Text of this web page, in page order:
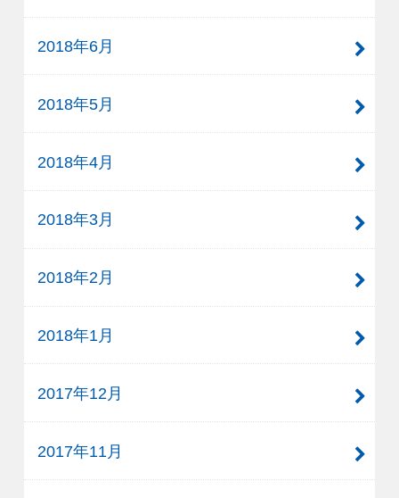
2018年6月
2018年5月
2018年4月
2018年3月
2018年2月
2018年1月
2017年12月
2017年11月